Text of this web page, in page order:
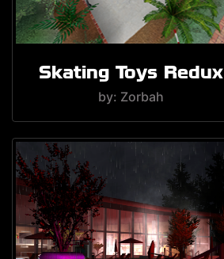
Skating Toys Redux
by: Zorbah